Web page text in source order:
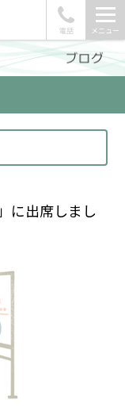
電話 メニュー
」に出席しまし